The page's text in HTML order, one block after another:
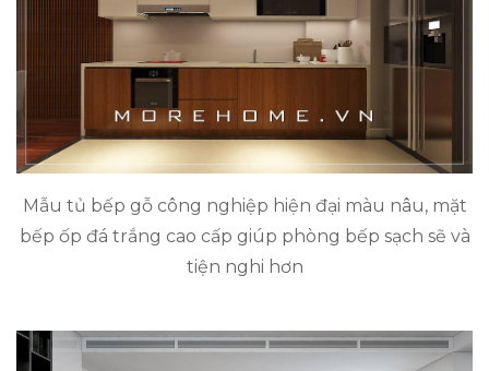
Mẫu tủ bếp gỗ công nghiệp hiện đại màu nâu, mặt
bếp ốp đá trắng cao cấp giúp phòng bếp sạch sẽ và
tiện nghi hơn